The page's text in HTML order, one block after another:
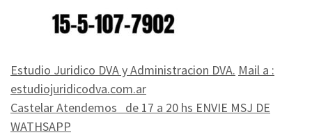
Estudio Juridico DVA y Administracion DVA. Mail a :
estudiojuridicodva.com.ar
Castelar Atendemos de 17 a 20 hs ENVIE MSJ DE
WATHSAPP